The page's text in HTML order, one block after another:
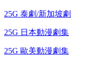
25G 泰劇/新加坡劇
25G 日本動漫劇集
25G 歐美動漫劇集